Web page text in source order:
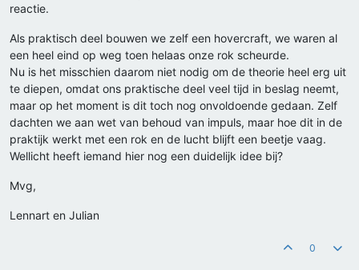
reactie.
Als praktisch deel bouwen we zelf een hovercraft, we waren al
een heel eind op weg toen helaas onze rok scheurde.
Nu is het misschien daarom niet nodig om de theorie heel erg uit
te diepen, omdat ons praktische deel veel tijd in beslag neemt,
maar op het moment is dit toch nog onvoldoende gedaan. Zelf
dachten we aan wet van behoud van impuls, maar hoe dit in de
praktijk werkt met een rok en de lucht blijft een beetje vaag.
Wellicht heeft iemand hier nog een duidelijk idee bij?
Mvg,
Lennart en Julian
0